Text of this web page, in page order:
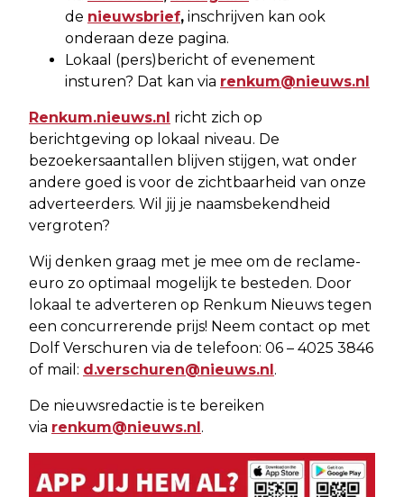
de nieuwsbrief, inschrijven kan ook
onderaan deze pagina.
Lokaal (pers)bericht of evenement
insturen? Dat kan via renkum@nieuws.nl
Renkum.nieuws.nl richt zich op
berichtgeving op lokaal niveau. De
bezoekersaantallen blijven stijgen, wat onder
andere goed is voor de zichtbaarheid van onze
adverteerders. Wil jij je naamsbekendheid
vergroten?
Wij denken graag met je mee om de reclame-
euro zo optimaal mogelijk te besteden. Door
lokaal te adverteren op Renkum Nieuws tegen
een concurrerende prijs! Neem contact op met
Dolf Verschuren via de telefoon: 06 – 4025 3846
of mail: d.verschuren@nieuws.nl.
De nieuwsredactie is te bereiken
via renkum@nieuws.nl.